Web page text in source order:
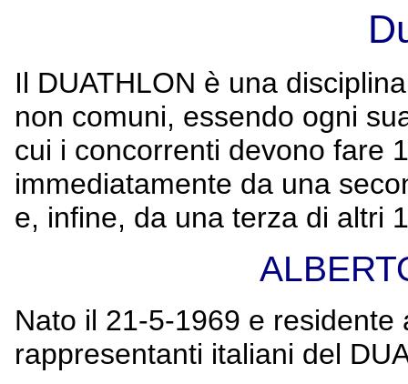
Il DUATHLON è una
non comuni, essendo ogni
cui i concorrenti devono fare
immediatamente da una
e, infine, da una terza di altri
Nato il 21-5-1969 e
rappresentanti italiani del